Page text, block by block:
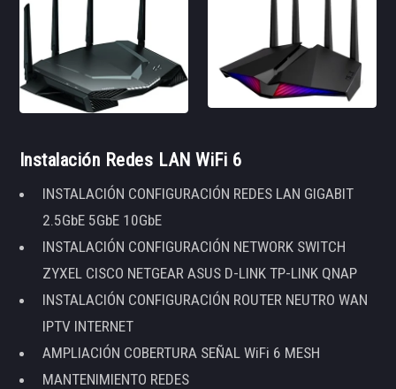
Instalación Redes LAN WiFi 6
INSTALACIÓN CONFIGURACIÓN REDES LAN GIGABIT
2.5GbE 5GbE 10GbE
INSTALACIÓN CONFIGURACIÓN NETWORK SWITCH
ZYXEL CISCO NETGEAR ASUS D-LINK TP-LINK QNAP
INSTALACIÓN CONFIGURACIÓN ROUTER NEUTRO WAN
IPTV INTERNET
AMPLIACIÓN COBERTURA SEÑAL WiFi 6 MESH
MANTENIMIENTO REDES